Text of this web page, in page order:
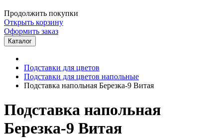
Продолжить покупки
Открыть корзину
Оформить заказ
Каталог
Подставки для цветов
Подставки для цветов напольные
Подставка напольная Березка-9 Витая
Подставка напольная
Березка-9 Витая